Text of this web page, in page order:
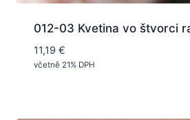
012-03 Kvetina vo štvorci
11,19 €
včetně 21% DPH